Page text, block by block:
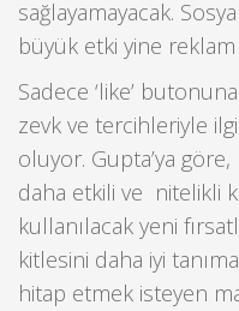
sağlayamayacak.
büyük etki yine
Sadece ‘like’
zevk ve tercihleriyle
oluyor. Gupta’ya göre,
daha etkili ve nitelikli
kullanılacak yeni
kitlesini daha iyi
hitap etmek isteyen